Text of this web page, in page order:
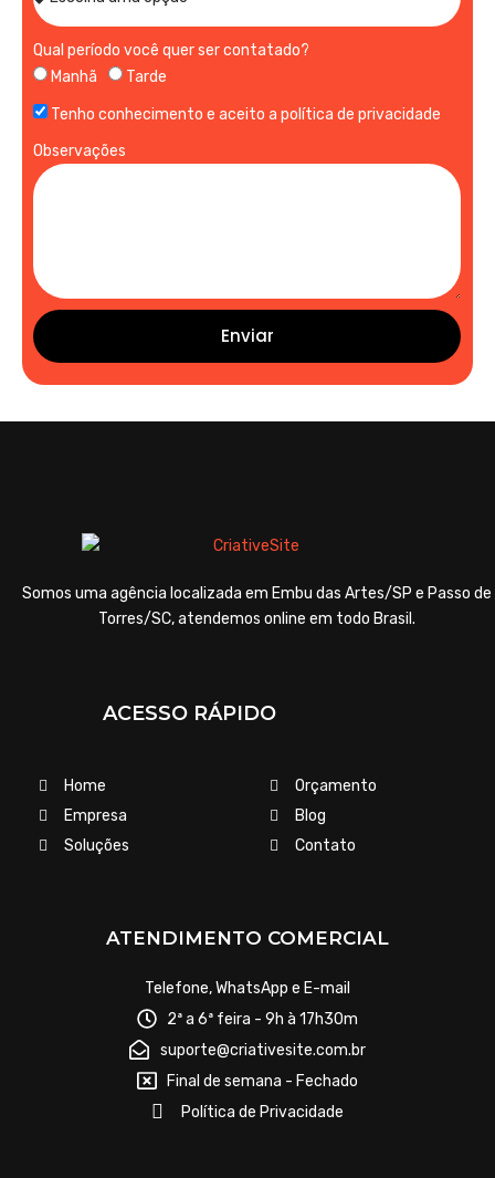
Qual período você quer ser contatado?
Manhã
Tarde
Tenho conhecimento e aceito a política de privacidade
Observações
Enviar
Somos uma agência localizada em Embu das Artes/SP e Passo de
Torres/SC, atendemos online em todo Brasil.
ACESSO RÁPIDO
Home
Empresa
Soluções
Orçamento
Blog
Contato
ATENDIMENTO COMERCIAL
Telefone, WhatsApp e E-mail
2ª a 6ª feira - 9h à 17h30m
suporte@criativesite.com.br
Final de semana - Fechado
Política de Privacidade